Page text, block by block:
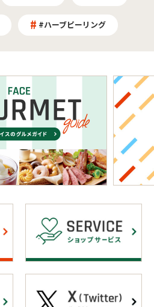
#ハーブピーリング